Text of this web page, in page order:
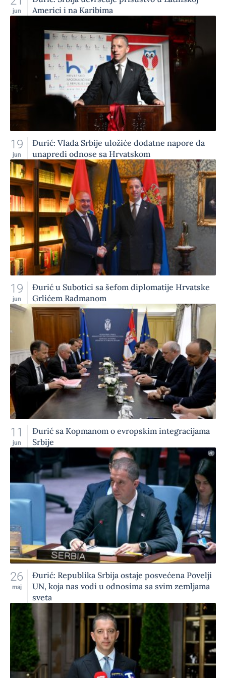
jun
Americi i na Karibima
19
jun
Đurić: Vlada Srbije uložiće dodatne napore da
unapredi odnose sa Hrvatskom
19
jun
Đurić u Subotici sa šefom diplomatije Hrvatske
Grlićem Radmanom
11
jun
Đurić sa Kopmanom o evropskim integracijama
Srbije
26
maj
Đurić: Republika Srbija ostaje posvećena Povelji
UN, koja nas vodi u odnosima sa svim zemljama
sveta